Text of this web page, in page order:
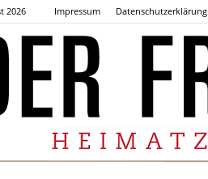
2026 Impressum Datenschutzerklärung